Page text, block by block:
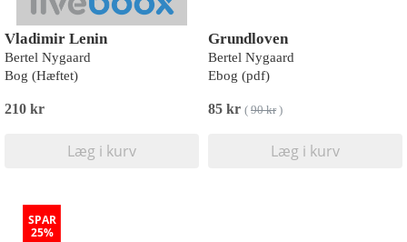
Vladimir Lenin
Bertel Nygaard
Bog (Hæftet)
210 kr
Læg i kurv
Grundloven
Bertel Nygaard
Ebog (pdf)
85 kr ( 90 kr)
Læg i kurv
SPAR
25%